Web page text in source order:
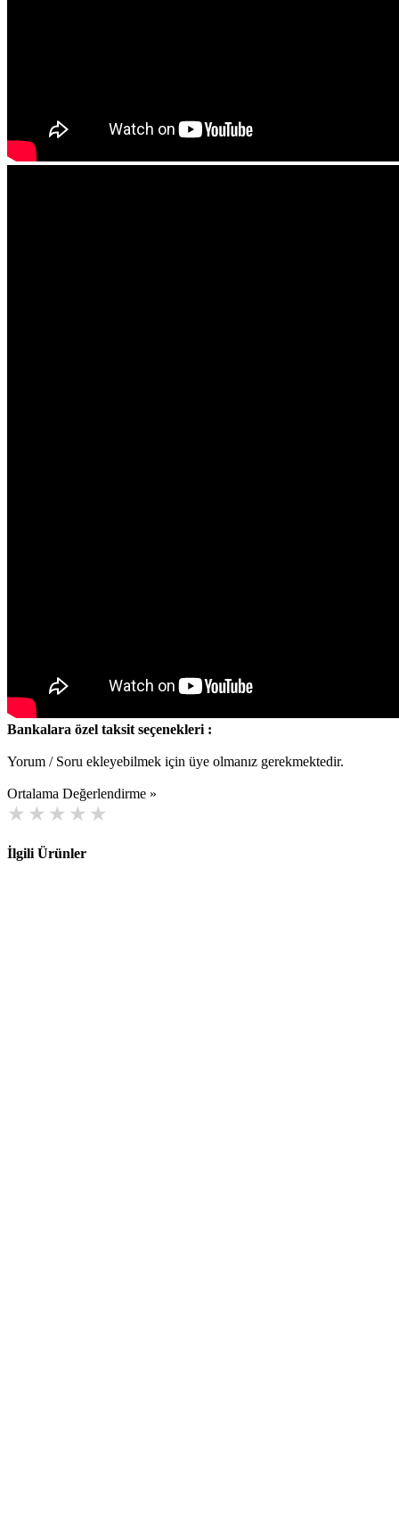
Bankalara özel taksit seçenekleri :
Yorum / Soru ekleyebilmek için üye olmanız gerekmektedir.
Ortalama Değerlendirme »
İlgili Ürünler